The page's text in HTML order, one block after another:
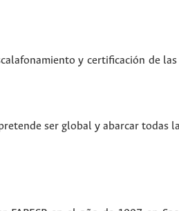
y certificación de
ser global y abarcar todas